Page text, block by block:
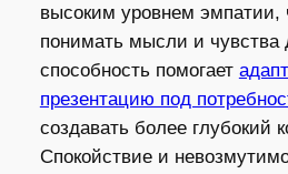
высоким уровнем эмпатии,
понимать мысли и чувства
способность помогает
презентацию под
создавать более глубокий
Спокойствие и